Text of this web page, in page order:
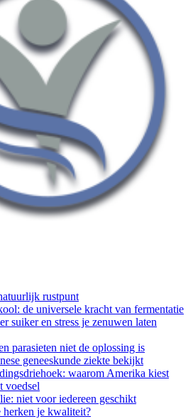
rustpunt
de universele kracht van fermentatie
suiker en stress je zenuwen laten
parasieten niet de oplossing is
geneeskunde ziekte bekijkt
waarom Amerika kiest
voedsel
niet voor iedereen geschikt
herken je kwaliteit?